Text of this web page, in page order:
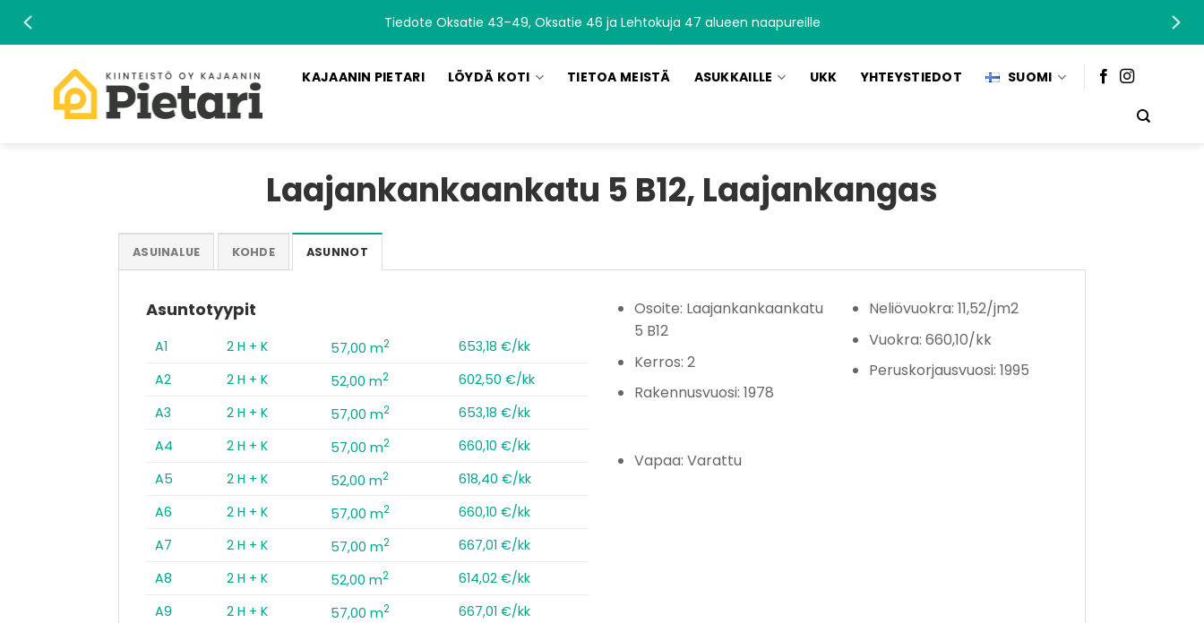
Tiedote Oksatie 43–49, Oksatie 46 ja Lehtokuja 47 alueen naapureille
KAJAANIN PIETARI LÖYDÄ KOTI TIETOA MEISTÄ ASUKKAILLE UKK YHTEYSTIEDOT SUOMI
Laajankankaankatu 5 B12, Laajankangas
ASUINALUE KOHDE ASUNNOT
Asuntotyypit
A1 2 H + K 57,00 m2
653,18 €/kk
A2
2 H + K 52,00 m2
602,50 €/kk
A3
2 H + K 57,00 m2
653,18 €/kk
A4
2 H + K 57,00 m2
660,10 €/kk
A5
2 H + K 52,00 m2
618,40 €/kk
A6
2 H + K 57,00 m2
660,10 €/kk
A7
2 H + K 57,00 m2
667,01 €/kk
A8
2 H + K 52,00 m2
614,02 €/kk
A9
2 H + K 57,00 m2
667,01 €/kk
Osoite: Laajankankaankatu
5 B12
Kerros: 2
Rakennusvuosi: 1978
Neliövuokra: 11,52/jm2
Vuokra: 660,10/kk
Peruskorjausvuosi: 1995
Vapaa: Varattu